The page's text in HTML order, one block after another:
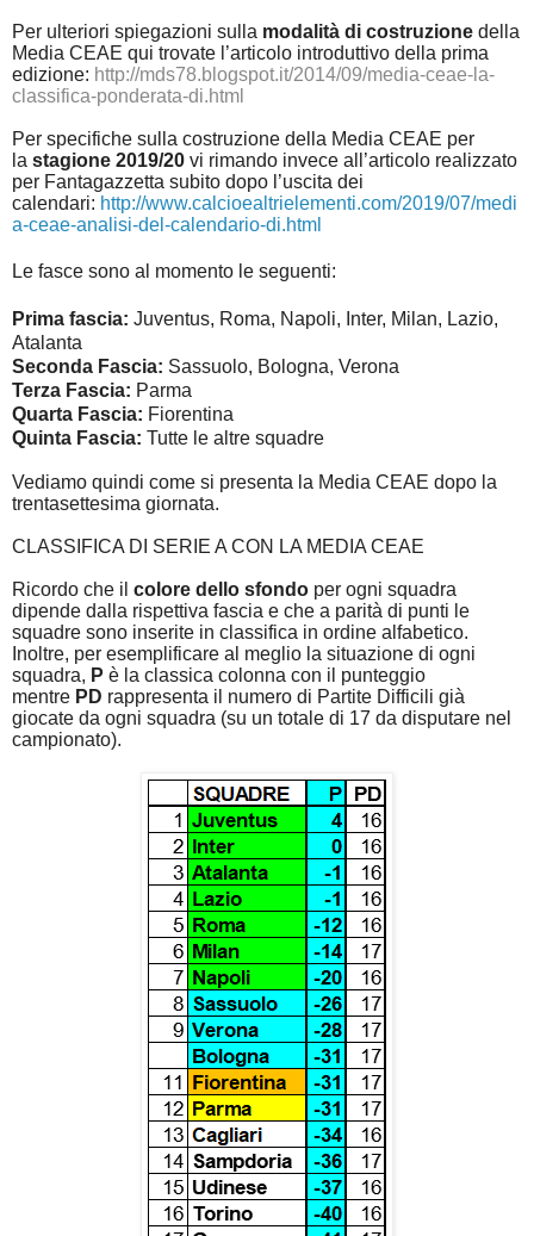
Per ulteriori spiegazioni sulla modalità di costruzione della
Media CEAE qui trovate l’articolo introduttivo della prima
edizione: http://mds78.blogspot.it/2014/09/media-ceae-la-
classifica-ponderata-di.html
Per specifiche sulla costruzione della Media CEAE per
la stagione 2019/20 vi rimando invece all’articolo realizzato
per Fantagazzetta subito dopo l’uscita dei
calendari: http://www.calcioealtrielementi.com/2019/07/medi
a-ceae-analisi-del-calendario-di.html
Le fasce sono al momento le seguenti:
Prima fascia: Juventus, Roma, Napoli, Inter, Milan, Lazio,
Atalanta
Seconda Fascia: Sassuolo, Bologna, Verona
Terza Fascia: Parma
Quarta Fascia: Fiorentina
Quinta Fascia: Tutte le altre squadre
Vediamo quindi come si presenta la Media CEAE dopo la
trentasettesima giornata.
CLASSIFICA DI SERIE A CON LA MEDIA CEAE
Ricordo che il colore dello sfondo per ogni squadra
dipende dalla rispettiva fascia e che a parità di punti le
squadre sono inserite in classifica in ordine alfabetico.
Inoltre, per esemplificare al meglio la situazione di ogni
squadra, P è la classica colonna con il punteggio
mentre PD rappresenta il numero di Partite Difficili già
giocate da ogni squadra (su un totale di 17 da disputare nel
campionato).